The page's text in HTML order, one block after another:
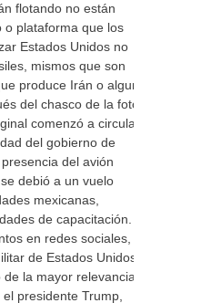
flotando no están
o plataforma que los
Estados Unidos no
mismos que son
produce Irán o alguno
del chasco de la foto
comenzó a circular,
del gobierno de
del avión
debió a un vuelo
mexicanas,
de capacitación.
en redes sociales, el
de Estados Unidos
la mayor relevancia
presidente Trump,